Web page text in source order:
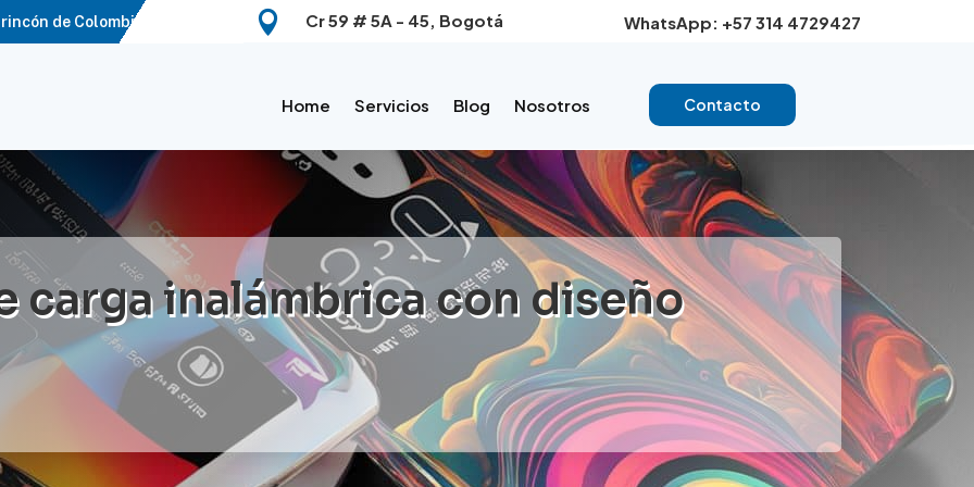
de Colombia.  Cr 59 # 5A - 45, Bogotá WhatsApp: +57 314 4729427
Home Servicios Blog Nosotros Contacto
carga inalámbrica con diseño